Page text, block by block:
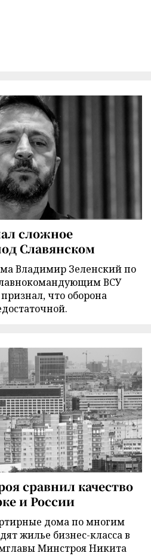
сложное
Славянском
Владимир Зеленский по
ВСУ
что оборона
сравнил качество
и России
дома по многим
жилье бизнес-класса в
Минстроя Никита